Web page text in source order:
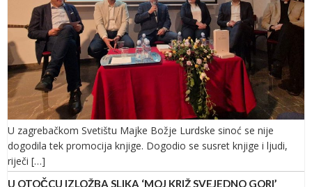
U zagrebačkom Svetištu Majke Božje Lurdske sinoć se nije
dogodila tek promocija knjige. Dogodio se susret knjige i ljudi,
riječi […]
U OTOČCU IZLOŽBA SLIKA ‘MOJ KRIŽ SVEJEDNO GORI’